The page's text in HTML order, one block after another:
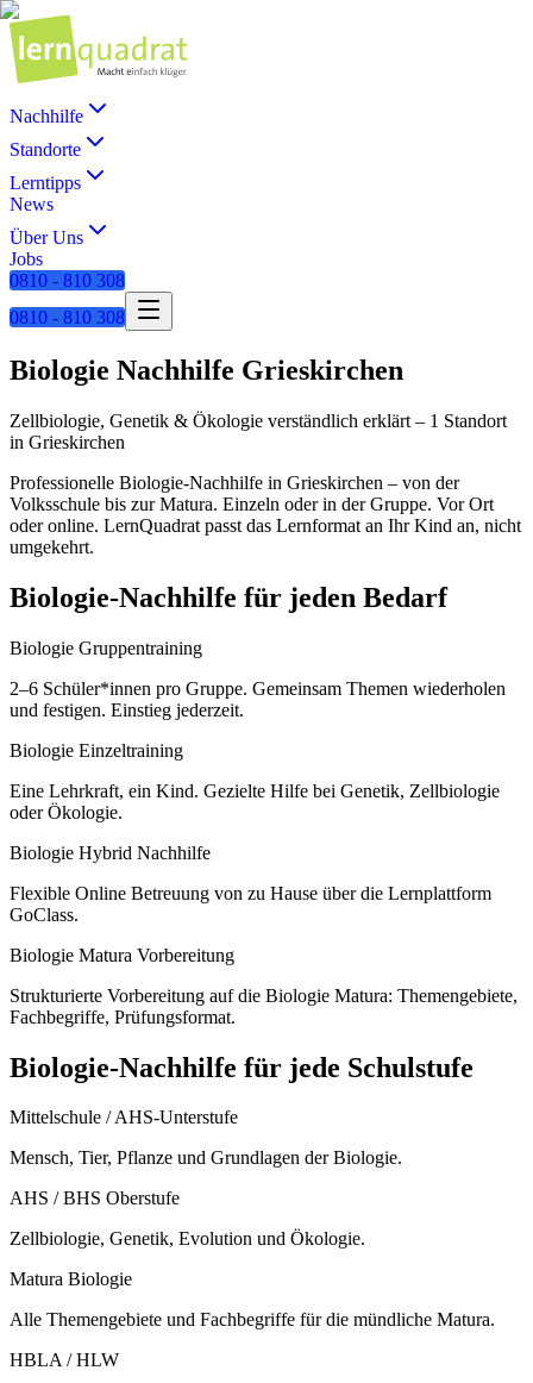
Nachhilfe
Standorte
Lerntipps
News
Über Uns
Jobs
0810 - 810 308
0810 - 810 308
Biologie Nachhilfe Grieskirchen
Zellbiologie, Genetik & Ökologie verständlich erklärt – 1 Standort
in Grieskirchen
Professionelle Biologie-Nachhilfe in Grieskirchen – von der
Volksschule bis zur Matura. Einzeln oder in der Gruppe. Vor Ort
oder online. LernQuadrat passt das Lernformat an Ihr Kind an, nicht
umgekehrt.
Biologie-Nachhilfe für jeden Bedarf
Biologie Gruppentraining
2–6 Schüler*innen pro Gruppe. Gemeinsam Themen wiederholen
und festigen. Einstieg jederzeit.
Biologie Einzeltraining
Eine Lehrkraft, ein Kind. Gezielte Hilfe bei Genetik, Zellbiologie
oder Ökologie.
Biologie Hybrid Nachhilfe
Flexible Online Betreuung von zu Hause über die Lernplattform
GoClass.
Biologie Matura Vorbereitung
Strukturierte Vorbereitung auf die Biologie Matura: Themengebiete,
Fachbegriffe, Prüfungsformat.
Biologie-Nachhilfe für jede Schulstufe
Mittelschule / AHS-Unterstufe
Mensch, Tier, Pflanze und Grundlagen der Biologie.
AHS / BHS Oberstufe
Zellbiologie, Genetik, Evolution und Ökologie.
Matura Biologie
Alle Themengebiete und Fachbegriffe für die mündliche Matura.
HBLA / HLW